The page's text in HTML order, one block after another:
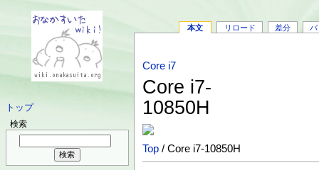
トップ
検索
本文 リロード 差分 バ
Core i7
Core i7-
10850H
Top / Core i7-10850H